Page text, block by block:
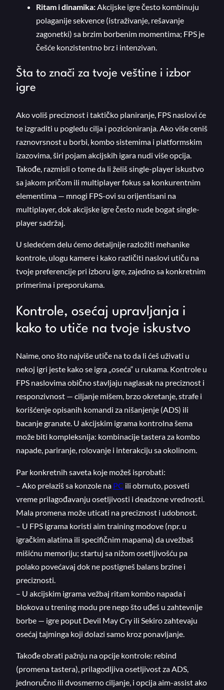
Ritam i dinamika:Akcijske igre često kombinuju
polaganije sekvence (istraživanje, rešavanje
zagonetki) sa brzim borbenim momentima; FPS je
češće konzistentno brz i intenzivan.
Šta to znači za tvoje veštine i izbor
igre
Ako voliš preciznost i taktičko planiranje, FPS naslovi će
te izgraditi u pogledu cilja i pozicioniranja. Ako više ceniš
raznovrsnost u borbi, kombo sistemima i platformskim
izazovima, širi pojam akcijskih igara nudi više opcija.
Takođe, razmisli o tome da li želiš single-player iskustvo
sa jakom pričom ili multiplayer fokus sa konkurentnim
elementima — mnogi FPS-ovi su orijentisani na
multiplayer, dok akcijske igre često nude bogat single-
player sadržaj.
U sledećem delu ćemo detaljnije razložiti mehanike
kontrole, ulogu kamere i kako različiti naslovi utiču na
tvoje preferencije pri izboru igre, zajedno sa konkretnim
primerima i preporukama.
Kontrole, osećaj upravljanja i
kako to utiče na tvoje iskustvo
Naime, ono što najviše utiče na to da li ćeš uživati u
nekoj igri jeste kako se igra „oseća“ u rukama. Kontrole u
FPS naslovima obično stavljaju naglasak na preciznost i
responzivnost — ciljanje mišem, brzo okretanje, strafe i
korišćenje opisanih komandi za nišanjenje (ADS) ili
bacanje granate. U akcijskim igrama kontrolna šema
može biti kompleksnija: kombinacije tastera za kombo
napade, pariranje, rolovanje i interakciju sa okolinom.
Par konkretnih saveta koje možeš isprobati:
– Ako prelaziš sa konzole na PC ili obrnuto, posveti
vreme prilagođavanju osetljivosti i deadzone vrednosti.
Mala promena može uticati na preciznost i udobnost.
– U FPS igrama koristi aim training modove (npr. u
igračkim alatima ili specifičnim mapama) da uvežbaš
mišićnu memoriju; startuj sa nižom osetljivošću pa
polako povećavaj dok ne postigneš balans brzine i
preciznosti.
– U akcijskim igrama vežbaj ritam kombo napada i
blokova u trening modu pre nego što uđeš u zahtevnije
borbe — igre poput Devil May Cry ili Sekiro zahtevaju
osećaj tajminga koji dolazi samo kroz ponavljanje.
Takođe obrati pažnju na opcije kontrole: rebind
(promena tastera), prilagodljiva osetljivost za ADS,
jednoručno ili dvosmerno ciljanje, i opcija aim-assist ako